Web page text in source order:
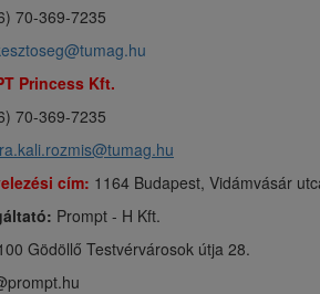
70-369-7235
Princess Kft.
70-369-7235
cím: 1164 Budapest, Vidámvásár
Prompt - H Kft.
Gödöllő Testvérvárosok útja 28.